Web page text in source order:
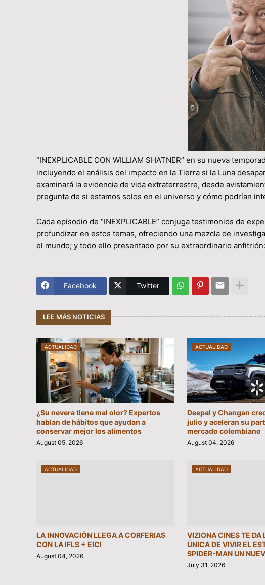
“INEXPLICABLE CON WILLIAM SHATNER” en su nueva
incluyendo el análisis del impacto en la Tierra si la Luna
examinará la evidencia de vida extraterrestre, desde
pregunta de si estamos solos en el universo y cómo podrían
Cada episodio de “INEXPLICABLE” conjuga testimonios de
profundizar en estos temas, ofreciendo una mezcla de
el mundo; y todo ello presentado por su extraordinario
Facebook Twitter
LEE MÁS NOTICIAS
ACTUALIDAD
¿Su nevera tiene mal olor? Expertos
hablan de hábitos que ayudan a
conservar mejor los alimentos
August 05, 2026
ACTUALIDAD
Deepal y Changan
julio y aceleran su
mercado colombiano
August 04, 2026
ACTUALIDAD
LA INNOVACIÓN LLEGA A CORFERIAS
CON LA IFLS + EICI
August 04, 2026
ACTUALIDAD
VIZIONA CINES TE DA
ÚNICA DE VIVIR EL
SPIDER-MAN UN
July 31, 2026